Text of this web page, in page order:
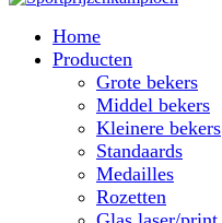
Home
Producten
Grote bekers
Middel bekers
Kleinere bekers
Standaards
Medailles
Rozetten